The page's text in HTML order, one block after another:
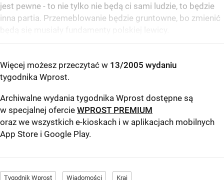
jest pewne - to nie tylko nie będą ci sami ludzie, to będzie
inna partia. Przemeblowanie będzie gruntowne, bo zmienić
będą się musiały fundamenty polskiej lewicy.
Więcej możesz przeczytać w 13/2005 wydaniu
tygodnika Wprost.
Archiwalne wydania tygodnika Wprost dostępne są
w specjalnej ofercie WPROST PREMIUM
oraz we wszystkich e-kioskach i w aplikacjach mobilnych
App Store i Google Play.
Tygodnik Wprost Wiadomości Kraj